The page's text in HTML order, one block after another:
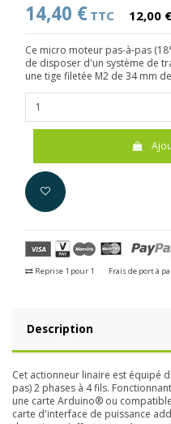
14,40 € TTC 12,00
Ce micro moteur pas-à-pas
de disposer d'un système de
une tige filetée M2 de 34 mm
Reprise 1 pour 1 Frais de port à
Description
Cet actionneur linaire est équipé
pas) 2 phases à 4 fils.
une carte Arduino® ou
carte d'interface de puissance